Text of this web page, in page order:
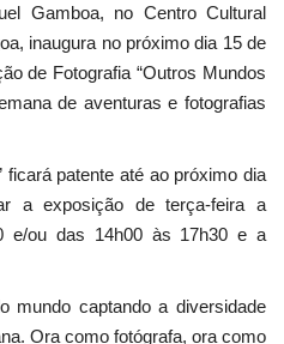
Gamboa, no Centro Cultural
inaugura no próximo dia 15 de
de Fotografia “Outros Mundos
de aventuras e fotografias
ficará patente até ao próximo dia
a exposição de terça-feira a
e/ou das 14h00 às 17h30 e a
mundo captando a diversidade
Ora como fotógrafa, ora como